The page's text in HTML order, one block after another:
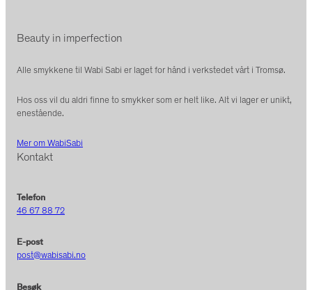
Beauty in imperfection
Alle smykkene til Wabi Sabi er laget for hånd i verkstedet vårt i Tromsø.
Hos oss vil du aldri finne to smykker som er helt like. Alt vi lager er unikt,
enestående.
Mer om WabiSabi
Kontakt
Telefon
46 67 88 72
E-post
post@wabisabi.no
Besøk